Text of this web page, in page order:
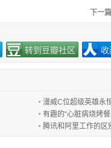
下一
转到豆瓣社区
漫威C位超级英雄永
有趣的“心脏病烧烤
腾讯和阿里工作的区